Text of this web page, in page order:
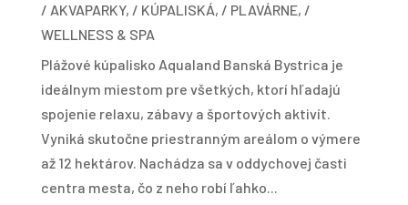
/ AKVAPARKY, / KÚPALISKÁ, / PLAVÁRNE, /
WELLNESS & SPA
Plážové kúpalisko Aqualand Banská Bystrica je
ideálnym miestom pre všetkých, ktorí hľadajú
spojenie relaxu, zábavy a športových aktivít.
Vyniká skutočne priestranným areálom o výmere
až 12 hektárov. Nachádza sa v oddychovej časti
centra mesta, čo z neho robí ľahko...